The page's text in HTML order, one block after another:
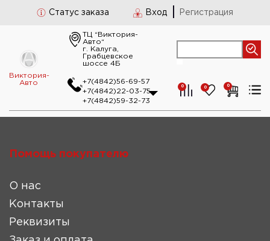
Статус заказа Вход Регистрация
Виктория-
Авто
ТЦ “Виктория-
Авто“
г. Калуга,
Грабцевское
шоссе 4Б
+7(4842)56-69-57
+7(4842)22-03-75
+7(4842)59-32-73
0 0 0
Помощь покупателю
О нас
Контакты
Реквизиты